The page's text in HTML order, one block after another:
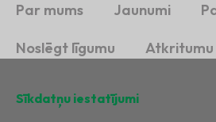
Par mums Jaunumi
Noslēgt līgumu Atkritumu
Sīkdatņu iestatījumi